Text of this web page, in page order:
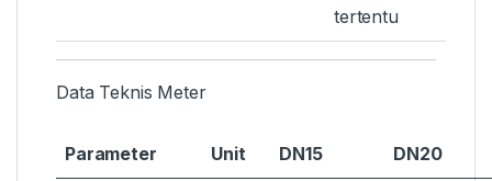
tertentu
Data Teknis Meter
Parameter Unit DN15 DN20